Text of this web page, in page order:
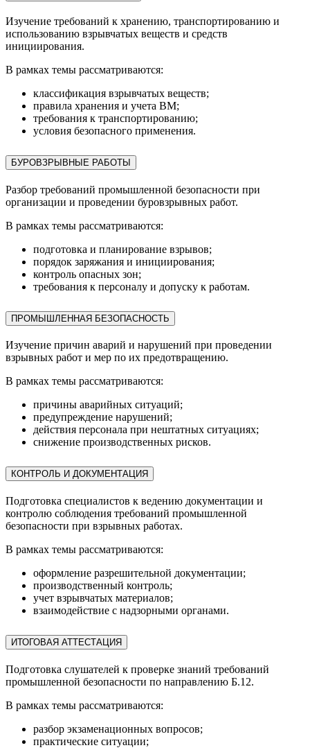
Изучение требований к хранению, транспортированию и
использованию взрывчатых веществ и средств
инициирования.
В рамках темы рассматриваются:
классификация взрывчатых веществ;
правила хранения и учета ВМ;
требования к транспортированию;
условия безопасного применения.
БУРОВЗРЫВНЫЕ РАБОТЫ
Разбор требований промышленной безопасности при
организации и проведении буровзрывных работ.
В рамках темы рассматриваются:
подготовка и планирование взрывов;
порядок заряжания и инициирования;
контроль опасных зон;
требования к персоналу и допуску к работам.
ПРОМЫШЛЕННАЯ БЕЗОПАСНОСТЬ
Изучение причин аварий и нарушений при проведении
взрывных работ и мер по их предотвращению.
В рамках темы рассматриваются:
причины аварийных ситуаций;
предупреждение нарушений;
действия персонала при нештатных ситуациях;
снижение производственных рисков.
КОНТРОЛЬ И ДОКУМЕНТАЦИЯ
Подготовка специалистов к ведению документации и
контролю соблюдения требований промышленной
безопасности при взрывных работах.
В рамках темы рассматриваются:
оформление разрешительной документации;
производственный контроль;
учет взрывчатых материалов;
взаимодействие с надзорными органами.
ИТОГОВАЯ АТТЕСТАЦИЯ
Подготовка слушателей к проверке знаний требований
промышленной безопасности по направлению Б.12.
В рамках темы рассматриваются:
разбор экзаменационных вопросов;
практические ситуации;